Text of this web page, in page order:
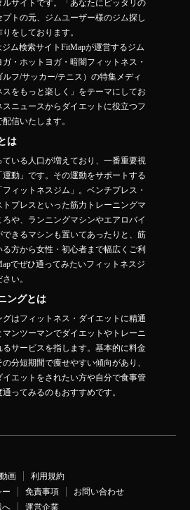
サイトです。「あなたにピッタリの
トの元、ジムユーザー様のジム探し
をしております。
ム検索サイトFitMapが運営するジム
・ホットヨガ・暗闇フィットネス・
フ/サッカー/テニス）の特集メディ
をもっと楽しく」をテーマにしてお
スニュースからダイエットに役立つフ
信いたします。
は
いる人口が増えており、一番重要視
動」です。その運動をサポートする
ィットネスジム」。ベンチプレス・
プレスといった筋力トレーニングマ
や、ランニングマシンやエアロバイ
きるマシンも置いてあったりと、筋
る方から女性・初心者まで幅広くご利
でぜひ通ってみたいフィットネスジ
い。
ングとは
はフィットネス・ダイエットに精通
マンツーマンでダイエットやトレーニ
サービスを指します。基本的に料金
分短期間で痩せやすい傾向があり、
エットをされたい方や自分で食事管
ってみるのもおすすめです。
画
利用規約
ー
免責事項
お問い合わせ
へ
運営企業